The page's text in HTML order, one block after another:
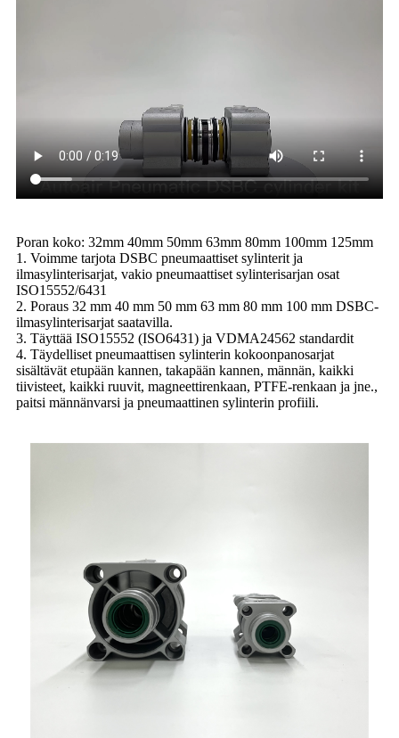
Poran koko: 32mm 40mm 50mm 63mm 80mm 100mm 125mm
1. Voimme tarjota DSBC pneumaattiset sylinterit ja
ilmasylinterisarjat, vakio pneumaattiset sylinterisarjan osat
ISO15552/6431
2. Poraus 32 mm 40 mm 50 mm 63 mm 80 mm 100 mm DSBC-
ilmasylinterisarjat saatavilla.
3. Täyttää ISO15552 (ISO6431) ja VDMA24562 standardit
4. Täydelliset pneumaattisen sylinterin kokoonpanosarjat
sisältävät etupään kannen, takapään kannen, männän, kaikki
tiivisteet, kaikki ruuvit, magneettirenkaan, PTFE-renkaan ja jne.,
paitsi männänvarsi ja pneumaattinen sylinterin profiili.